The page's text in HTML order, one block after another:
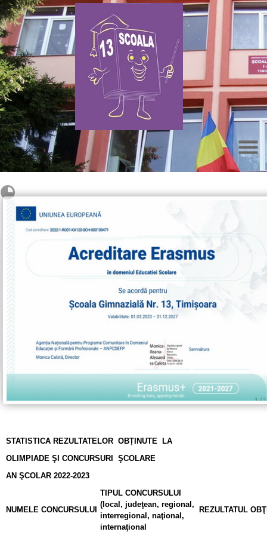
STATISTICA REZULTATELOR OBȚINUTE LA
OLIMPIADE ŞI CONCURSURI ŞCOLARE
AN ŞCOLAR 2022-2023
NUMELE CONCURSULUI
TIPUL CONCURSULUI
(local, judeţean, regional,
interregional, naţional,
internaţional
REZULTATUL